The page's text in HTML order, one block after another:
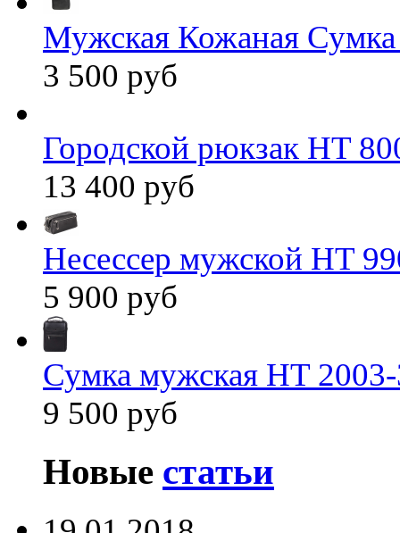
Мужская Кожаная
3 500 руб
Городской рюкзак HT
13 400 руб
Несессер мужской HT
5 900 руб
Сумка мужская HT
9 500 руб
Новые статьи